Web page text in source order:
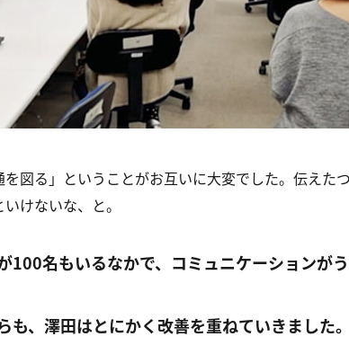
図る」ということがお互いに大変でした。伝えた
けないな、と。
100名もいるなかで、コミュニケーションが
も、澤田はとにかく改善を重ねていきました。